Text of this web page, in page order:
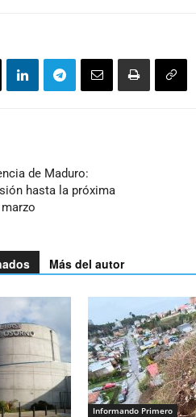
de Maduro:
hasta la próxima
Más del autor
Informando Primero